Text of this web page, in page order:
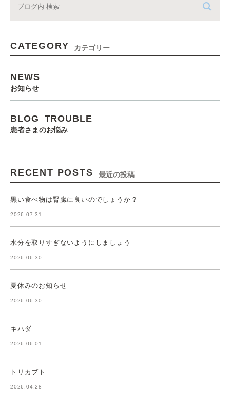
CATEGORY カテゴリー
NEWS
お知らせ
BLOG_TROUBLE
患者さまのお悩み
RECENT POSTS 最近の投稿
黒い食べ物は腎臓に良いのでしょうか？
2026.07.31
水分を取りすぎないようにしましょう
2026.06.30
夏休みのお知らせ
2026.06.30
キハダ
2026.06.01
トリカブト
2026.04.28